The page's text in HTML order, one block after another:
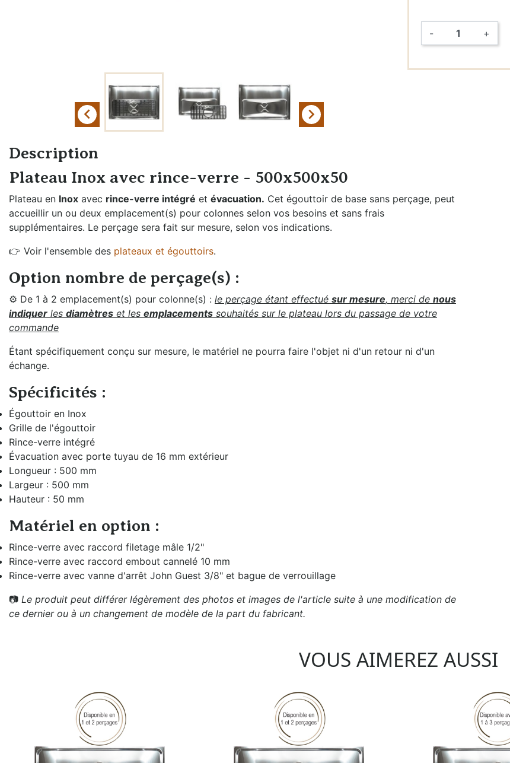
plongeurs
Mesure de
pression
Moulins à malt
et bouteille
Groupes froids et
accessoires
Oxygénation et
 
Quantité
- +
Description
Plateau Inox avec rince-verre - 500x500x50
Plateau en Inox avec rince-verre intégré et évacuation. Cet égouttoir de base sans perçage, peut
accueillir un ou deux emplacement(s) pour colonnes selon vos besoins et sans frais
supplémentaires. Le perçage sera fait sur mesure, selon vos indications.
👉 Voir l'ensemble des plateaux et égouttoirs.
Option nombre de perçage(s) :
⚙️ De 1 à 2 emplacement(s) pour colonne(s) : le perçage étant effectué sur mesure, merci de nous
indiquer les diamètres et les emplacements souhaités sur le plateau lors du passage de votre
commande
Étant spécifiquement conçu sur mesure, le matériel ne pourra faire l'objet ni d'un retour ni d'un
échange.
Spécificités :
Égouttoir en Inox
Grille de l'égouttoir
Rince-verre intégré
Évacuation avec porte tuyau de 16 mm extérieur
Longueur : 500 mm
Largeur : 500 mm
Hauteur : 50 mm
Matériel en option :
Rince-verre avec raccord filetage mâle 1/2"
Rince-verre avec raccord embout cannelé 10 mm
Rince-verre avec vanne d'arrêt John Guest 3/8" et bague de verrouillage
📷 Le produit peut différer légèrement des photos et images de l'article suite à une modification de
ce dernier ou à un changement de modèle de la part du fabricant.
VOUS AIMEREZ AUSSI